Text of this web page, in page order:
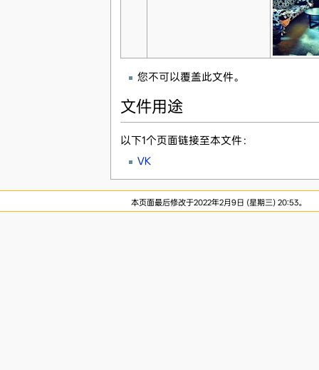
您不可以覆盖此文件。
文件用途
以下1个页面链接至本文件：
VK
本页面最后修改于2022年2月9日 (星期三) 20:53。